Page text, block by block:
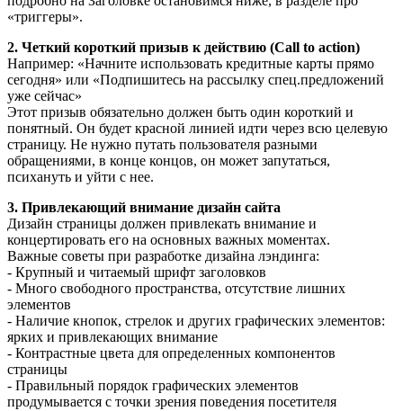
«триггеры».
2. Четкий короткий призыв к действию (Call to action)
Например: «Начните использовать кредитные карты прямо
сегодня» или «Подпишитесь на рассылку спец.предложений
уже сейчас»
Этот призыв обязательно должен быть один короткий и
понятный. Он будет красной линией идти через всю целевую
страницу. Не нужно путать пользователя разными
обращениями, в конце концов, он может запутаться,
психануть и уйти с нее.
3. Привлекающий внимание дизайн сайта
Дизайн страницы должен привлекать внимание и
концертировать его на основных важных моментах.
Важные советы при разработке дизайна лэндинга:
- Крупный и читаемый шрифт заголовков
- Много свободного пространства, отсутствие лишних
элементов
- Наличие кнопок, стрелок и других графических элементов:
ярких и привлекающих внимание
- Контрастные цвета для определенных компонентов
страницы
- Правильный порядок графических элементов
продумывается с точки зрения поведения посетителя